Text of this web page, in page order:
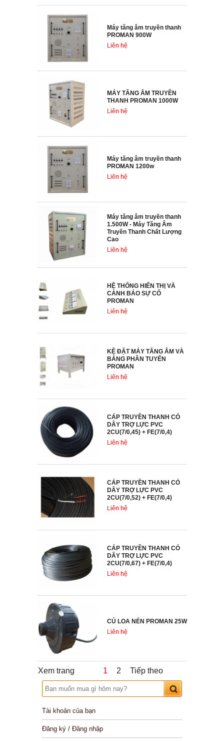
Máy tăng âm truyền thanh
PROMAN 900W
Liên hệ
MÁY TĂNG ÂM TRUYỀN
THANH PROMAN 1000W
Liên hệ
Máy tăng âm truyền thanh
PROMAN 1200w
Liên hệ
Máy tăng âm truyền thanh
1.500W - Máy Tăng Âm
Truyền Thanh Chất Lượng
Cao
Liên hệ
HỆ THỐNG HIỂN THỊ VÀ
CẢNH BÁO SỰ CỐ
PROMAN
Liên hệ
KỆ ĐẶT MÁY TĂNG ÂM VÀ
BẢNG PHÂN TUYẾN
PROMAN
Liên hệ
CÁP TRUYỀN THANH CÓ
DÂY TRỢ LỰC PVC
2CU(7/0,45) + FE(7/0,4)
Liên hệ
CÁP TRUYỀN THANH CÓ
DÂY TRỢ LỰC PVC
2CU(7/0,52) + FE(7/0,4)
Liên hệ
CÁP TRUYỀN THANH CÓ
DÂY TRỢ LỰC PVC
2CU(7/0,67) + FE(7/0,4)
Liên hệ
CỦ LOA NÉN PROMAN 25W
Liên hệ
Xem trang 1 2 Tiếp theo
Tài khoản của bạn
Đăng ký / Đăng nhập